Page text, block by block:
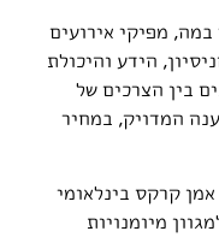
במה, מפיקי אירועים
הידע והיכולת
בין הצרכים של
המדויק, במחיר
קרקס בינלאומי
מיומנויות